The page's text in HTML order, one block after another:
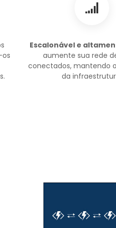
Escalonável e
aumente sua rede
conectados, mantendo
da